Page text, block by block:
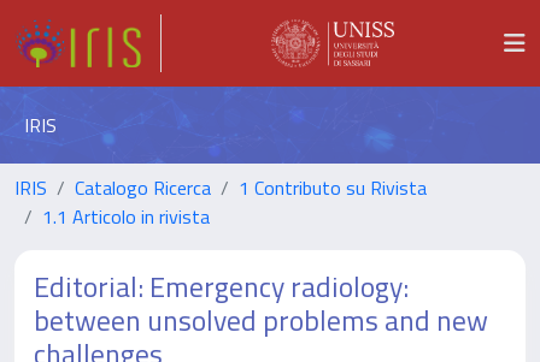
IRIS
IRIS Catalogo Ricerca
1 Contributo su Rivista
1.1 Articolo in rivista
Editorial: Emergency radiology:
between unsolved problems and new